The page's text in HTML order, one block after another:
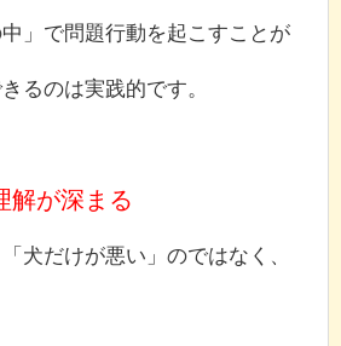
」で問題行動を起こすことが
るのは実践的です。
解が深まる
犬だけが悪い」のではなく、